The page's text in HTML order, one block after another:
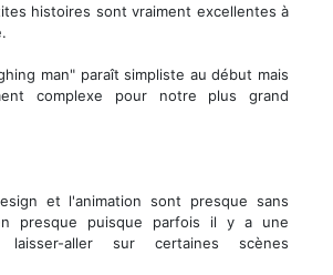
histoires sont vraiment excellentes à
man" paraît simpliste au début mais
complexe pour notre plus grand
et l'animation sont presque sans
presque puisque parfois il y a une
laisser-aller sur certaines scènes